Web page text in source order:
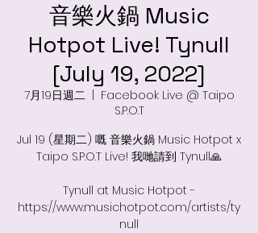
音樂火鍋 Music
Hotpot Live! Tynull
[July 19, 2022]
7月19日週二
  |
Facebook Live @ Taipo
S.P.O.T
Jul 19 (星期二) 嘅 音樂火鍋 Music Hotpot x
Taipo S.P.O.T Live! 我哋請到 Tynull🙏
Tynull at Music Hotpot -
https://www.musichotpot.com/artists/ty
null